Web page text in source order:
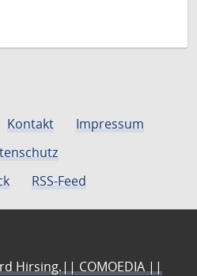
Kontakt
Impressum
RSS-Feed
Hirsing.|| COMOEDIA ||